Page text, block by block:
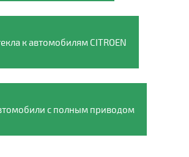
к автомобилям CITROEN
с полным приводом